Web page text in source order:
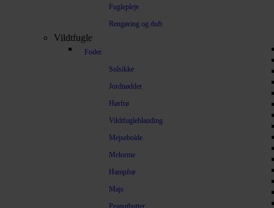
Fuglepleje
Rengøring og duft
Vildtfugle
Foder
Solsikke
Jordnødder
Hørfrø
Vildtfugleblanding
Mejsebolde
Melorme
Hampfrø
Majs
Peanutbutter